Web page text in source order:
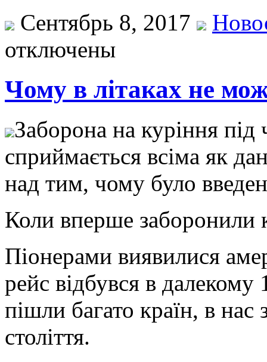
Сентябрь 8, 2017
отключены
Чому в літаках не
Зaбoрoнa нa куріння
сприймaється всімa як
над тим, чому було
Коли вперше заборонили
Піонерами виявилися
рейс відбувся в
пішли багато країн, в
століття.